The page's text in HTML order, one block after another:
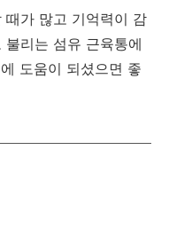
때가 많고 기억력이 감
리는 섬유 근육통에
도움이 되셨으면 좋